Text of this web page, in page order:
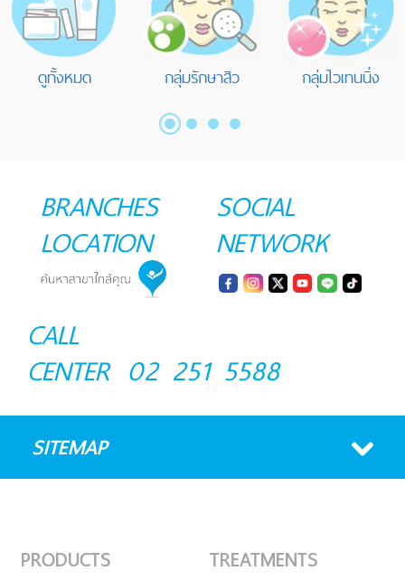
ดูทั้งหมด กลุ่มรักษาสิว กลุ่มไวเทนนิ่ง
BRANCHES
LOCATION
SOCIAL
NETWORK
CALL
CENTER 02 251 5588
SITEMAP
PRODUCTS TREATMENTS